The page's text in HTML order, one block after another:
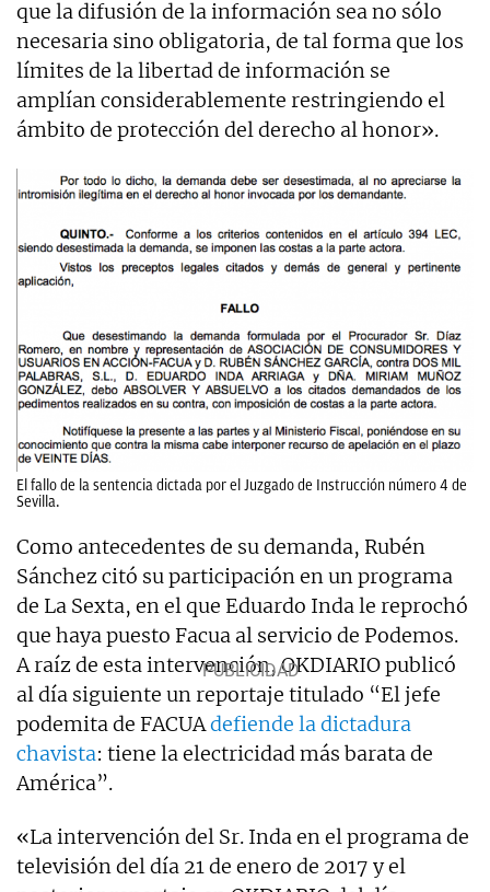
que la difusión de la información sea no sólo
necesaria sino obligatoria, de tal forma que los
límites de la libertad de información se
amplían considerablemente restringiendo el
ámbito de protección del derecho al honor».
El fallo de la sentencia dictada por el Juzgado de Instrucción número 4 de
Sevilla.
Como antecedentes de su demanda, Rubén
Sánchez citó su participación en un programa
de La Sexta, en el que Eduardo Inda le reprochó
que haya puesto Facua al servicio de Podemos.
A raíz de esta intervención, OKDIARIO publicó
al día siguiente un reportaje titulado “El jefe
podemita de FACUAdefiende la dictadura
chavista: tiene la electricidad más barata de
América”.
«La intervención del Sr. Inda en el programa de
televisión del día 21 de enero de 2017 y el